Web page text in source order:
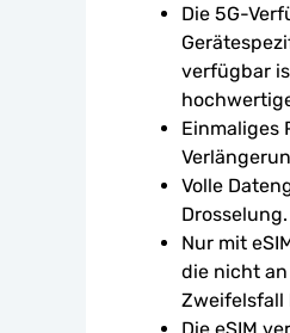
Die 5G-
verfügbar
Einmaliges
Volle
Nur mit
die nicht
Zweifelsfall